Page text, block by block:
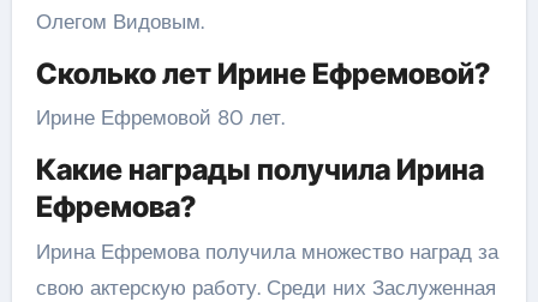
Олегом Видовым.
Сколько лет Ирине Ефремовой?
Ирине Ефремовой 80 лет.
Какие награды получила Ирина
Ефремова?
Ирина Ефремова получила множество наград за
свою актерскую работу. Среди них Заслуженная